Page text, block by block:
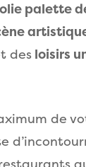
palette
des loisirs
de